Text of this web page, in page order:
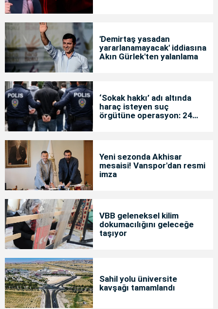
'Demirtaş yasadan
yararlanamayacak' iddiasına
Akın Gürlek'ten yalanlama
‘Sokak hakkı’ adı altında
haraç isteyen suç
örgütüne operasyon: 24
Yeni sezonda Akhisar
mesaisi! Vanspor'dan resmi
imza
VBB geleneksel kilim
dokumacılığını geleceğe
taşıyor
Sahil yolu üniversite
kavşağı tamamlandı